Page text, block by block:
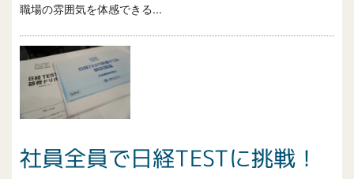
職場の雰囲気を体感できる...
社員全員で日経TESTに挑戦！